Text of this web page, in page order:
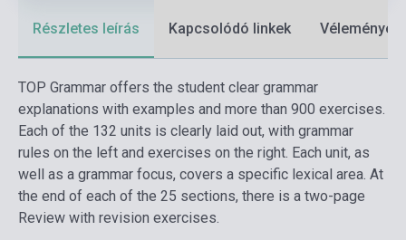
Részletes leírás Kapcsolódó linkek Vélemények
TOP Grammar offers the student clear grammar
explanations with examples and more than 900 exercises.
Each of the 132 units is clearly laid out, with grammar
rules on the left and exercises on the right. Each unit, as
well as a grammar focus, covers a specific lexical area. At
the end of each of the 25 sections, there is a two-page
Review with revision exercises.